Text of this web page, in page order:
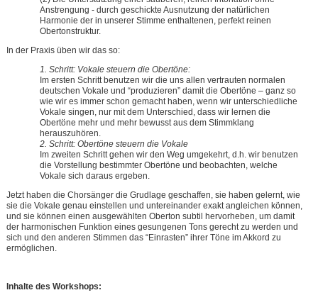
Anstrengung - durch geschickte Ausnutzung der natürlichen
Harmonie der in unserer Stimme enthaltenen, perfekt reinen
Obertonstruktur.
In der Praxis üben wir das so:
1. Schritt: Vokale steuern die Obertöne:
Im ersten Schritt benutzen wir die uns allen vertrauten normalen
deutschen Vokale und “produzieren” damit die Obertöne – ganz so
wie wir es immer schon gemacht haben, wenn wir unterschiedliche
Vokale singen, nur mit dem Unterschied, dass wir lernen die
Obertöne mehr und mehr bewusst aus dem Stimmklang
herauszuhören.
2. Schritt: Obertöne steuern die Vokale
Im zweiten Schritt gehen wir den Weg umgekehrt, d.h. wir benutzen
die Vorstellung bestimmter Obertöne und beobachten, welche
Vokale sich daraus ergeben.
Jetzt haben die Chorsänger die Grudlage geschaffen, sie haben gelernt, wie
sie die Vokale genau einstellen und untereinander exakt angleichen können,
und sie können einen ausgewählten Oberton subtil hervorheben, um damit
der harmonischen Funktion eines gesungenen Tons gerecht zu werden und
sich und den anderen Stimmen das “Einrasten” ihrer Töne im Akkord zu
ermöglichen.
Inhalte des Workshops: